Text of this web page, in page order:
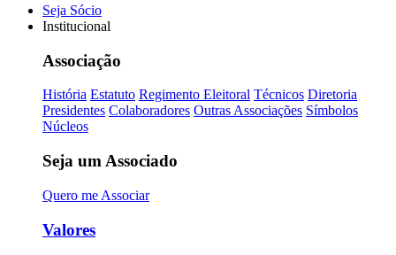
Seja Sócio
Institucional
Associação
História Estatuto Regimento Eleitoral Técnicos Diretoria
Presidentes Colaboradores Outras Associações Símbolos
Núcleos
Seja um Associado
Quero me Associar
Valores